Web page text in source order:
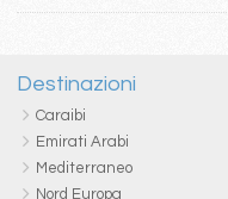
Destinazioni
Caraibi
Emirati Arabi
Mediterraneo
Nord Europa